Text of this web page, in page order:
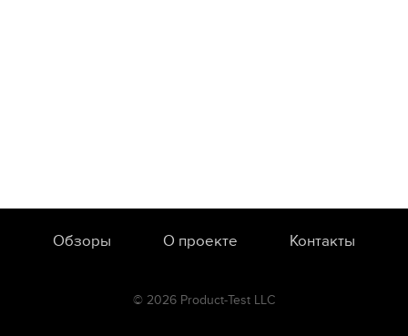
Обзоры О проекте Контакты
© 2026 Product-Test LLC